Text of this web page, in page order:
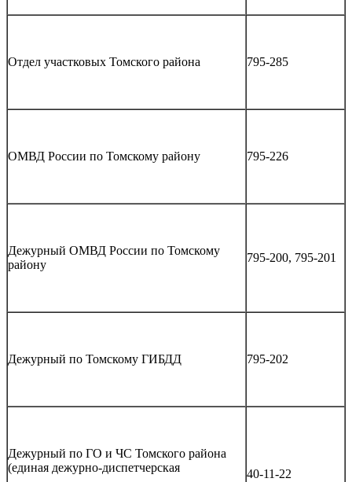
Отдел участковых Томского района 795-285
ОМВД России по Томскому району 795-226
Дежурный ОМВД России по Томскому
району
795-200, 795-201
Дежурный по Томскому ГИБДД 795-202
Дежурный по ГО и ЧС Томского района
(единая дежурно-диспетчерская
40-11-22